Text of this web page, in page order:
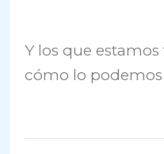
Y los que estamos
cómo lo podemos